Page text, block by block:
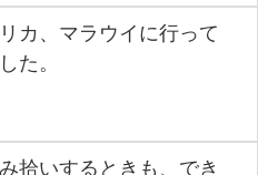
カ、マラウイに行って
た。
拾いするときも、でき